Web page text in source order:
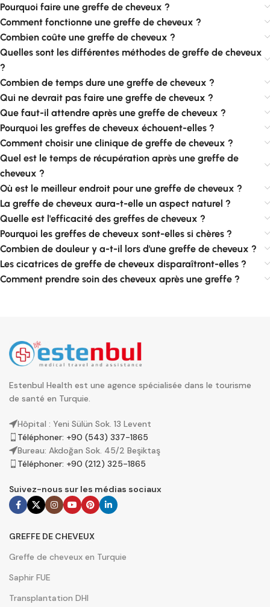
Pourquoi faire une greffe de cheveux ?
Comment fonctionne une greffe de cheveux ?
Combien coûte une greffe de cheveux ?
Quelles sont les différentes méthodes de greffe de cheveux
?
Combien de temps dure une greffe de cheveux ?
Qui ne devrait pas faire une greffe de cheveux ?
Que faut-il attendre après une greffe de cheveux ?
Pourquoi les greffes de cheveux échouent-elles ?
Comment choisir une clinique de greffe de cheveux ?
Quel est le temps de récupération après une greffe de
cheveux ?
Où est le meilleur endroit pour une greffe de cheveux ?
La greffe de cheveux aura-t-elle un aspect naturel ?
Quelle est l'efficacité des greffes de cheveux ?
Pourquoi les greffes de cheveux sont-elles si chères ?
Combien de douleur y a-t-il lors d'une greffe de cheveux ?
Les cicatrices de greffe de cheveux disparaîtront-elles ?
Comment prendre soin des cheveux après une greffe ?
Estenbul Health est une agence spécialisée dans le tourisme
de santé en Turquie.
Hôpital : Yeni Sülün Sok. 13 Levent
Téléphoner: +90 (543) 337-1865
Bureau: Akdoğan Sok. 45/2 Beşiktaş
Téléphoner: +90 (212) 325-1865
Suivez-nous sur les médias sociaux
GREFFE DE CHEVEUX
Greffe de cheveux en Turquie
Saphir FUE
Transplantation DHI